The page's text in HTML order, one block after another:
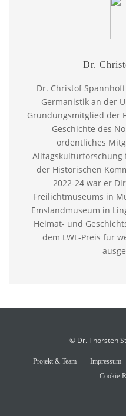
Dr.
Dr. Christof
Germanistik an der
Gründungsmitglied der
Geschichte des
ordentliches
der Historischen
2022-24 war er
Freilichtmuseums in
Emslandmuseum in
Heimat- und
dem LWL-Preis für
© Dr. Thorsten
Projekt & Team Impressum
Cookie-